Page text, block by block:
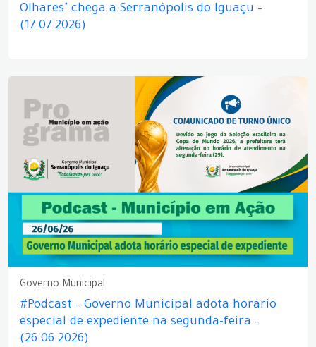
Olhares" chega a Serranópolis do Iguaçu –
(17.07.2026)
Governo Municipal
#Podcast – Governo Municipal adota horário
especial de expediente na segunda-feira –
(26.06.2026)